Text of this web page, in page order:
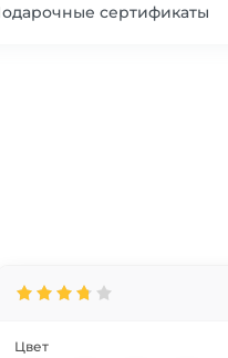
сертификаты
Цвет